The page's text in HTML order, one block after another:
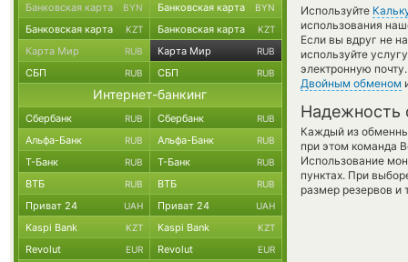
Используйте
использования
Если вы вдруг не
используйте
электронную
Двойным обменом
Надежность
Каждый из
при этом команда
Использование
пунктах. При
размер резервов и
Банковская карта BYN Банковская карта BYN
Банковская карта KZT Банковская карта KZT
Карта Мир RUB Карта Мир RUB
СБП RUB СБП RUB
Интернет-банкинг
Сбербанк RUB Сбербанк RUB
Альфа-Банк RUB Альфа-Банк RUB
Т-Банк RUB Т-Банк RUB
ВТБ RUB ВТБ RUB
Приват 24 UAH Приват 24 UAH
Kaspi Bank KZT Kaspi Bank KZT
Revolut EUR Revolut EUR